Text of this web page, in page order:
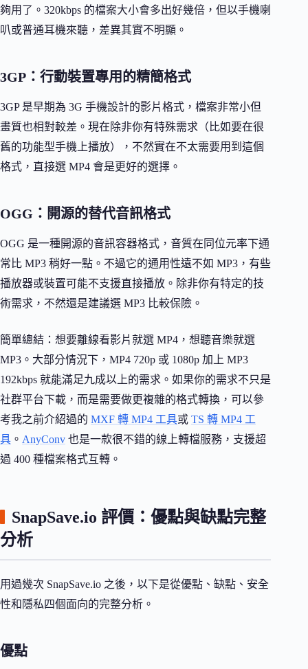
夠用了。320kbps 的檔案大小會多出好幾倍，但以手機喇
叭或普通耳機來聽，差異其實不明顯。
3GP：行動裝置專用的精簡格式
3GP 是早期為 3G 手機設計的影片格式，檔案非常小但
畫質也相對較差。現在除非你有特殊需求（比如要在很
舊的功能型手機上播放），不然實在不太需要用到這個
格式，直接選 MP4 會是更好的選擇。
OGG：開源的替代音訊格式
OGG 是一種開源的音訊容器格式，音質在同位元率下通
常比 MP3 稍好一點。不過它的通用性遠不如 MP3，有些
播放器或裝置可能不支援直接播放。除非你有特定的技
術需求，不然還是建議選 MP3 比較保險。
簡單總結：想要離線看影片就選 MP4，想聽音樂就選
MP3。大部分情況下，MP4 720p 或 1080p 加上 MP3
192kbps 就能滿足九成以上的需求。如果你的需求不只是
社群平台下載，而是需要做更複雜的格式轉換，可以參
考我之前介紹過的 MXF 轉 MP4 工具或 TS 轉 MP4 工
具 。 AnyConv 也是一款很不錯的線上轉檔服務，支援超
過 400 種檔案格式互轉。
SnapSave.io 評價：優點與缺點完整
分析
用過幾次 SnapSave.io 之後，以下是從優點、缺點、安全
性和隱私四個面向的完整分析。
優點